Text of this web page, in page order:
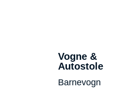
Vogne &
Autostole
Barnevogn